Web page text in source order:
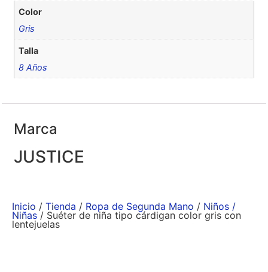
Color
Gris
Talla
8 Años
Marca
JUSTICE
Inicio / Tienda / Ropa de Segunda Mano / Niños /
Niñas / Suéter de niña tipo cárdigan color gris con
lentejuelas